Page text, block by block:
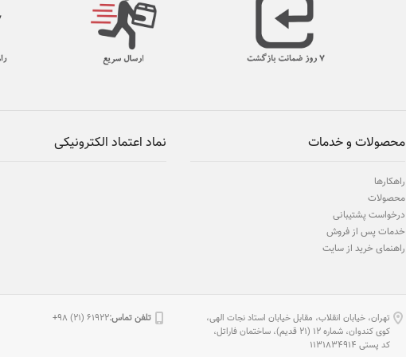
نماد اعتماد الکترونیکی محصولات و خدمات
راهکارها
محصولات
درخواست پشتیبانی
خدمات پس از فروش
راهنمای خرید از سایت
تلفن تماس:61922 (21) 98+
تهران، خیابان انقلاب، مقابل خیابان استاد نجات الهی،
كوی كندوان، شماره 12 (21 قدیم)، ساختمان فاراتل،
كد پستی 1131834914